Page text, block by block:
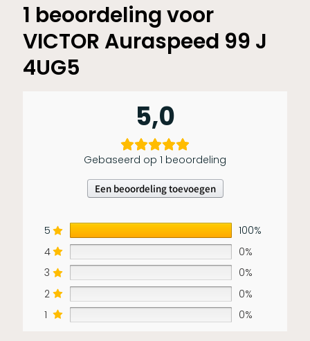
1 beoordeling voor
VICTOR Auraspeed 99 J
4UG5
5,0
Gebaseerd op 1 beoordeling
Een beoordeling toevoegen
5
100%
4
0%
3
0%
2
0%
1
0%